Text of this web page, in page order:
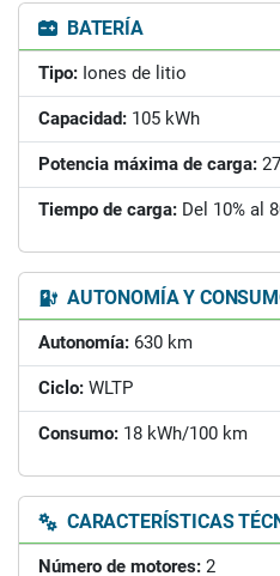
BATERÍA
Tipo: Iones de litio
Capacidad: 105 kWh
Potencia máxima de carga:
Tiempo de carga: Del 10% al
AUTONOMÍA Y
Autonomía: 630 km
Ciclo: WLTP
Consumo: 18 kWh/100 km
CARACTERÍSTICAS
Número de motores: 2